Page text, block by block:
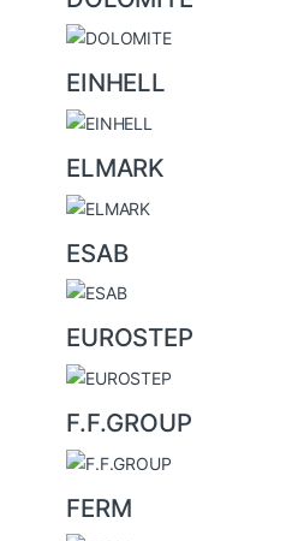
EINHELL
ELMARK
ESAB
EUROSTEP
F.F.GROUP
FERM